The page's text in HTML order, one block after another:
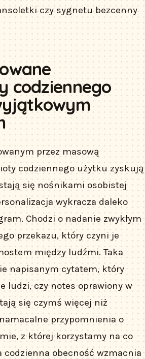
czy sygnetu bezcenny
codziennego
przez masową
codziennego użytku zyskują
się nośnikami osobistej
wykracza daleko
Chodzi o nadanie zwykłym
przekazu, który czyni je
między ludźmi. Taka
napisanym cytatem, który
ludzi, czy notes oprawiony w
się czymś więcej niż
przypomnienia o
z której korzystamy na co
codzienna obecność wzmacnia